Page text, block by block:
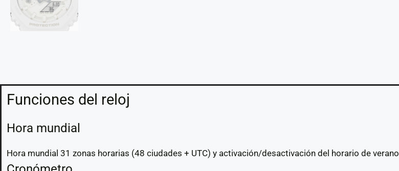
Funciones del reloj
Hora mundial
Hora mundial 31 zonas horarias (48 ciudades + UTC) y activación/desactivación del horario de verano